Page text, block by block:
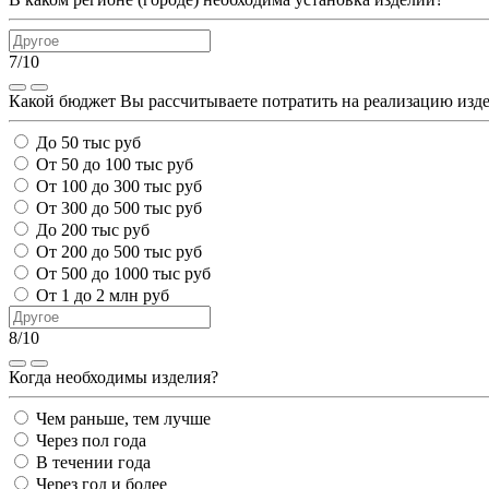
7/10
Какой бюджет Вы рассчитываете потратить на реализацию
До 50 тыс руб
От 50 до 100 тыс руб
От 100 до 300 тыс руб
От 300 до 500 тыс руб
До 200 тыс руб
От 200 до 500 тыс руб
От 500 до 1000 тыс руб
От 1 до 2 млн руб
8/10
Когда необходимы изделия?
Чем раньше, тем лучше
Через пол года
В течении года
Через год и более